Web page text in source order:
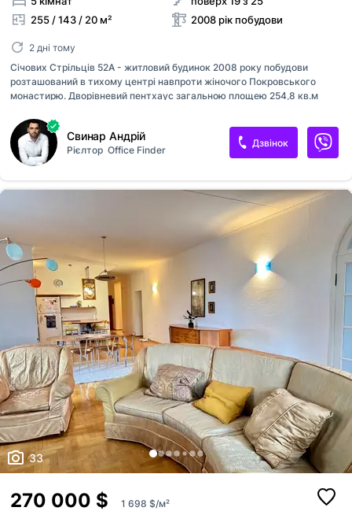
255 / 143 / 20 м²
2008 рік побудови
2 дні тому
Січових Стрільців 52А - житловий будинок 2008 року побудови
розташований в тихому центрі навпроти жіночого Покровського
монастирю. Дворівневий пентхаус загальною площею 254,8 кв.м
об`єкту: після будівельників. - Функціональне двустороннє
планування, стеля 2.9 метра. - Чудові панорамні характеристики. - 2
парковочних місця за додаткову вартість - Можливий подальший
розподіл на 2 окремі квартири (по одній квартирі на поверх).
Підземний паркінг, охорона, консьєрж, гарний стан, затишно, зелено,
під'їзди охайні, поруч Львівська площа, Пейзажна алея, Андріївський
узвіз, супермаркети. Комерційні умови: 1000 USD за кв.м.
Свинар Андрій
Рієлтор Office Finder
Дзвінок
33
270 000 $ 1 698 $/м²